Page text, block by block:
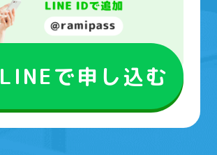
LINEで申し込む